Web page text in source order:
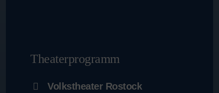
Theaterprogramm
Volkstheater Rostock